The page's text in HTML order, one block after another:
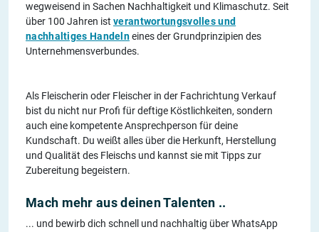
wegweisend in Sachen Nachhaltigkeit und Klimaschutz. Seit
über 100 Jahren ist verantwortungsvolles und
nachhaltiges Handelneines der Grundprinzipien des
Unternehmensverbundes.
Als Fleischerin oder Fleischer in der Fachrichtung Verkauf
bist du nicht nur Profi für deftige Köstlichkeiten, sondern
auch eine kompetente Ansprechperson für deine
Kundschaft. Du weißt alles über die Herkunft, Herstellung
und Qualität des Fleischs und kannst sie mit Tipps zur
Zubereitung begeistern.
Mach mehr aus deinen Talenten ..
... und bewirb dich schnell und nachhaltig über WhatsApp